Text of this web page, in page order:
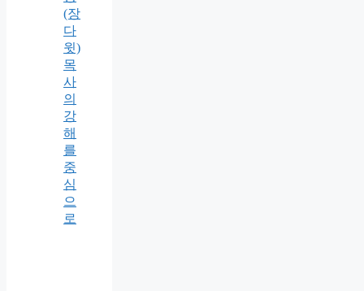
(장
다
윗)
목
사
의
강
해
를
중
심
으
로